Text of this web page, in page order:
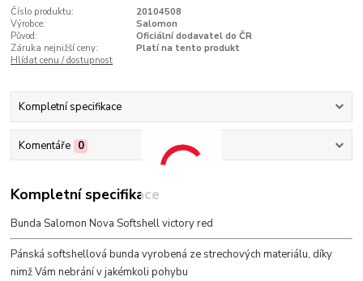
Číslo produktu:
20104508
Výrobce:
Salomon
Původ:
Oficiální dodavatel do ČR
Záruka nejnižší ceny:
Platí na tento produkt
Hlídat cenu / dostupnost
Kompletní specifikace
Komentáře 0
Kompletní specifikace
Bunda Salomon Nova Softshell victory red
Pánská softshellová bunda vyrobená ze strechových materiálu, díky
nimž Vám nebrání v jakémkoli pohybu